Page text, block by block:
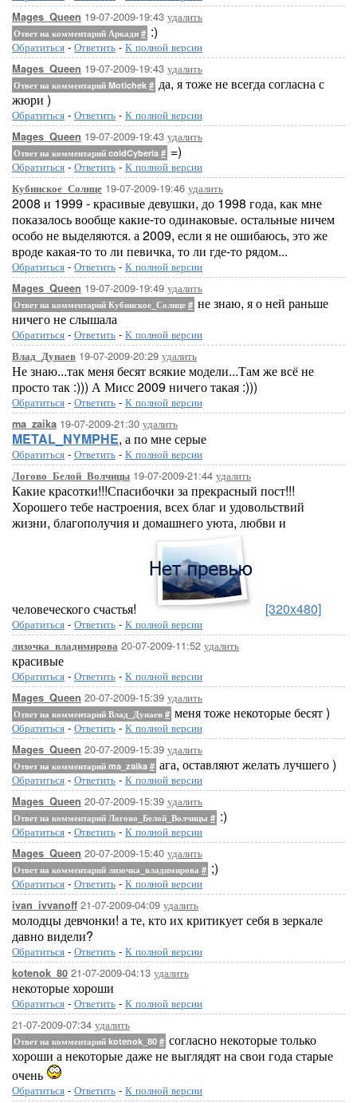
Mages_Queen 19-07-2009-19:43 удалить
Ответ на комментарий Аркади # :)
Обратиться - Ответить - К полной версии
Mages_Queen 19-07-2009-19:43 удалить
Ответ на комментарий Motichek # да, я тоже не всегда согласна с
жюри )
Обратиться - Ответить - К полной версии
Mages_Queen 19-07-2009-19:43 удалить
Ответ на комментарий coldCyberia # =)
Обратиться - Ответить - К полной версии
Кубинское_Солнце 19-07-2009-19:46 удалить
2008 и 1999 - красивые девушки, до 1998 года, как мне
показалось вообще какие-то одинаковые. остальные ничем
особо не выделяются. а 2009, если я не ошибаюсь, это же
вроде какая-то то ли певичка, то ли где-то рядом...
Обратиться - Ответить - К полной версии
Mages_Queen 19-07-2009-19:49 удалить
Ответ на комментарий Кубинское_Солнце # не знаю, я о ней раньше
ничего не слышала
Обратиться - Ответить - К полной версии
Влад_Дунаев 19-07-2009-20:29 удалить
Не знаю...так меня бесят всякие модели...Там же всё не
просто так :))) А Мисс 2009 ничего такая :)))
Обратиться - Ответить - К полной версии
ma_zaika 19-07-2009-21:30 удалить
METAL_NYMPHE, а по мне серые
Обратиться - Ответить - К полной версии
Логово_Белой_Волчицы 19-07-2009-21:44 удалить
Какие красотки!!!Спасибочки за прекрасный пост!!!
Хорошего тебе настроения, всех благ и удовольствий
жизни, благополучия и домашнего уюта, любви и
человеческого счастья! [320x480]
Обратиться - Ответить - К полной версии
лизочка_владимирова 20-07-2009-11:52 удалить
красивые
Обратиться - Ответить - К полной версии
Mages_Queen 20-07-2009-15:39 удалить
Ответ на комментарий Влад_Дунаев # меня тоже некоторые бесят )
Обратиться - Ответить - К полной версии
Mages_Queen 20-07-2009-15:39 удалить
Ответ на комментарий ma_zaika # ага, оставляют желать лучшего )
Обратиться - Ответить - К полной версии
Mages_Queen 20-07-2009-15:39 удалить
Ответ на комментарий Логово_Белой_Волчицы # :)
Обратиться - Ответить - К полной версии
Mages_Queen 20-07-2009-15:40 удалить
Ответ на комментарий лизочка_владимирова # ;)
Обратиться - Ответить - К полной версии
ivan_ivvanoff 21-07-2009-04:09 удалить
молодцы девчонки! а те, кто их критикует себя в зеркале
давно видели?
Обратиться - Ответить - К полной версии
kotenok_80 21-07-2009-04:13 удалить
некоторые хороши
Обратиться - Ответить - К полной версии
21-07-2009-07:34 удалить
Ответ на комментарий kotenok_80 # согласно некоторые только
хороши а некоторые даже не выглядят на свои года старые
очень
Обратиться - Ответить - К полной версии